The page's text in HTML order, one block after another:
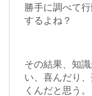
勝手に調べて
するよね？
その結果、知
い、喜んだり
くんだと思う。